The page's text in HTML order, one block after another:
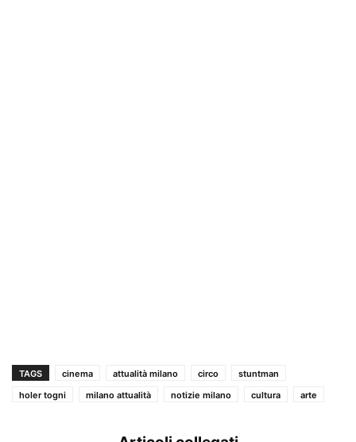
TAGS cinema attualità milano circo
stuntman
holer togni
milano attualità notizie milano cultura arte